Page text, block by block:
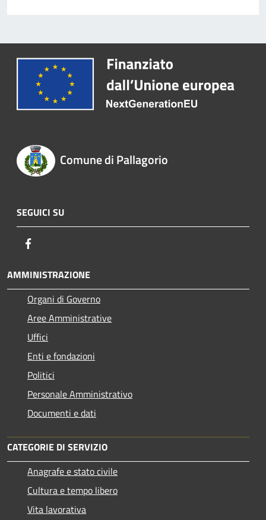
Comune di Pallagorio
SEGUICI SU
AMMINISTRAZIONE
Organi di Governo
Aree Amministrative
Uffici
Enti e fondazioni
Politici
Personale Amministrativo
Documenti e dati
CATEGORIE DI SERVIZIO
Anagrafe e stato civile
Cultura e tempo libero
Vita lavorativa